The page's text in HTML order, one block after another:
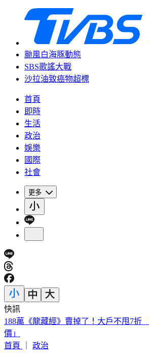
颱風白海豚動態
SBS歌謠大戰
沙拉油致癌物超標
首頁
即時
生活
政治
娛樂
國際
社會
更多
快訊
遠見天下創辦人高希均90歲辭世！「長
認同
首頁
政治